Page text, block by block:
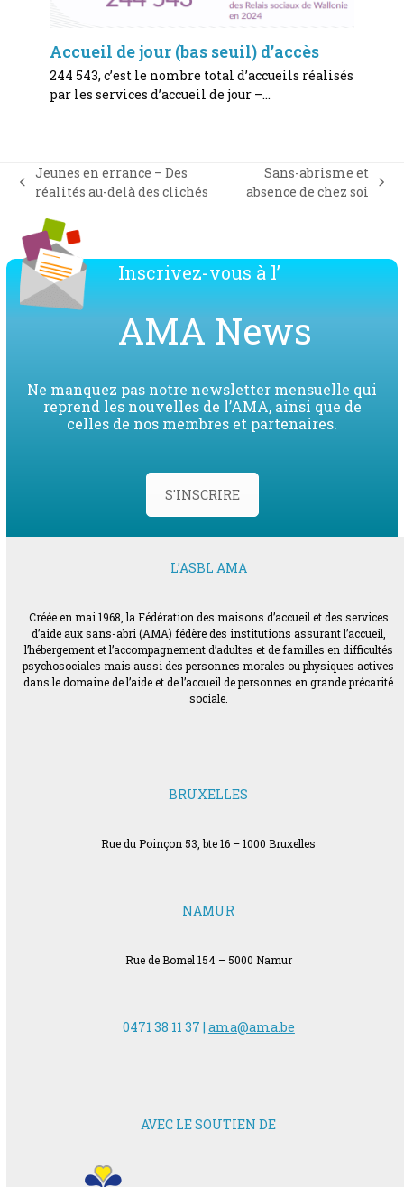
Accueil de jour (bas seuil) d’accès
244 543, c’est le nombre total d’accueils réalisés
par les services d’accueil de jour –…
previous
Jeunes en errance – Des
réalités au-delà des clichés
next
Sans-abrisme et
absence de chez soi
Inscrivez-vous à l’
AMA News
Ne manquez pas notre newsletter mensuelle qui
reprend les nouvelles de l’AMA, ainsi que de
celles de nos membres et partenaires.
S'INSCRIRE
L’ASBL AMA
Créée en mai 1968, la Fédération des maisons d’accueil et des services
d’aide aux sans-abri (AMA) fédère des institutions assurant l’accueil,
l’hébergement et l’accompagnement d’adultes et de familles en difficultés
psychosociales mais aussi des personnes morales ou physiques actives
dans le domaine de l’aide et de l’accueil de personnes en grande précarité
sociale.
BRUXELLES
Rue du Poinçon 53, bte 16 – 1000 Bruxelles
NAMUR
Rue de Bomel 154 – 5000 Namur
0471 38 11 37 | ama@ama.be
AVEC LE SOUTIEN DE